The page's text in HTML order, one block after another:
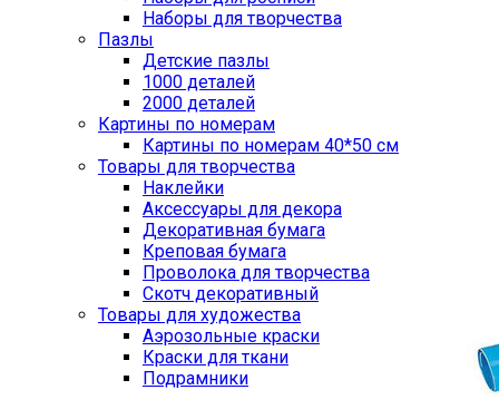
Наборы для творчества
Пазлы
Детские пазлы
1000 деталей
2000 деталей
Картины по номерам
Картины по номерам 40*50 см
Товары для творчества
Наклейки
Аксессуары для декора
Декоративная бумага
Креповая бумага
Проволока для творчества
Скотч декоративный
Товары для художества
Аэрозольные краски
Краски для ткани
Подрамники